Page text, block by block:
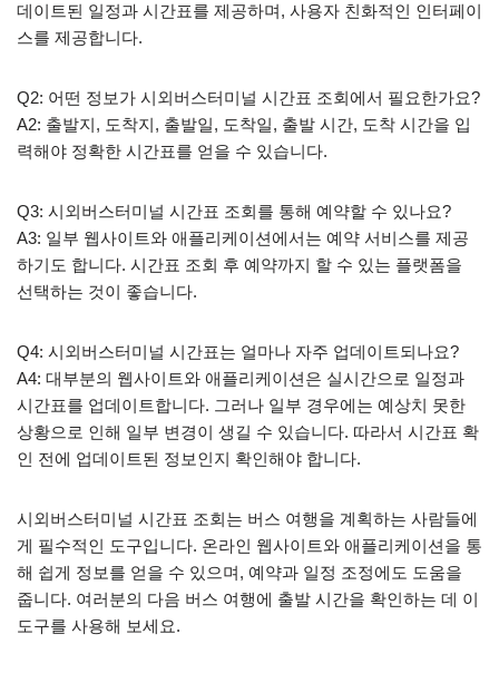
데이트된 일정과 시간표를 제공하며, 사용자 친화적인 인터페이
스를 제공합니다.
Q2: 어떤 정보가 시외버스터미널 시간표 조회에서 필요한가요?
A2: 출발지, 도착지, 출발일, 도착일, 출발 시간, 도착 시간을 입
력해야 정확한 시간표를 얻을 수 있습니다.
Q3: 시외버스터미널 시간표 조회를 통해 예약할 수 있나요?
A3: 일부 웹사이트와 애플리케이션에서는 예약 서비스를 제공
하기도 합니다. 시간표 조회 후 예약까지 할 수 있는 플랫폼을
선택하는 것이 좋습니다.
Q4: 시외버스터미널 시간표는 얼마나 자주 업데이트되나요?
A4: 대부분의 웹사이트와 애플리케이션은 실시간으로 일정과
시간표를 업데이트합니다. 그러나 일부 경우에는 예상치 못한
상황으로 인해 일부 변경이 생길 수 있습니다. 따라서 시간표 확
인 전에 업데이트된 정보인지 확인해야 합니다.
시외버스터미널 시간표 조회는 버스 여행을 계획하는 사람들에
게 필수적인 도구입니다. 온라인 웹사이트와 애플리케이션을 통
해 쉽게 정보를 얻을 수 있으며, 예약과 일정 조정에도 도움을
줍니다. 여러분의 다음 버스 여행에 출발 시간을 확인하는 데 이
도구를 사용해 보세요.